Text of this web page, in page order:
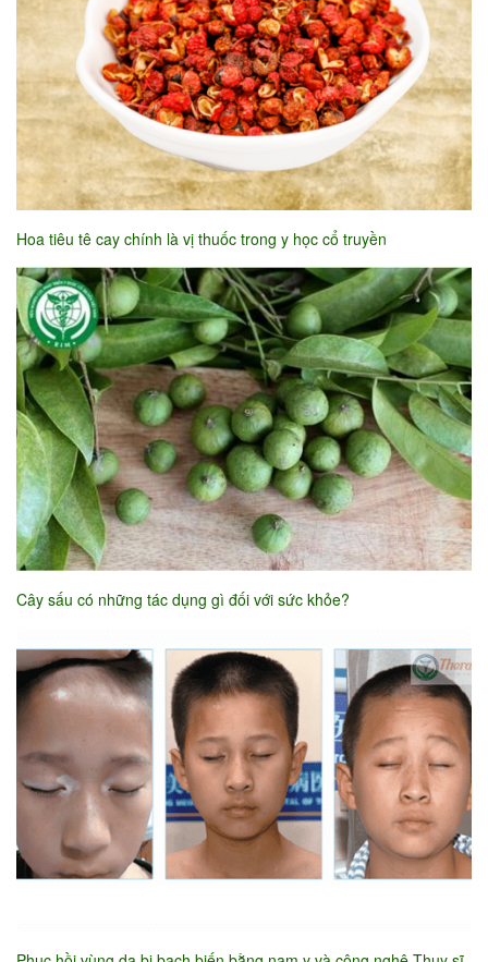
Hoa tiêu tê cay chính là vị thuốc trong y học cổ truyền
Cây sấu có những tác dụng gì đối với sức khỏe?